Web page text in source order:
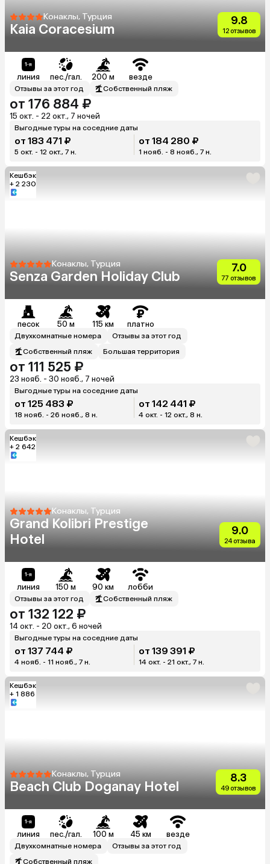
Конаклы, Турция
Kaia Coracesium
9.8
12 отзывов
линия пес./гал. 200 м везде
Отзывы за этот год Собственный пляж
от 176 884 ₽
15 окт. - 22 окт., 7 ночей
Выгодные туры на соседние даты
от 183 471 ₽
5 окт. - 12 окт., 7 н.
от 184 280 ₽
1 нояб. - 8 нояб., 7 н.
Кешбэк
+ 2 230
Конаклы, Турция
Senza Garden Holiday Club
7.0
77 отзывов
песок 50 м 115 км платно
Двухкомнатные номера
Отзывы за этот год
Собственный пляж
Большая территория
от 111 525 ₽
23 нояб. - 30 нояб., 7 ночей
Выгодные туры на соседние даты
от 125 483 ₽
18 нояб. - 26 нояб., 8 н.
от 142 441 ₽
4 окт. - 12 окт., 8 н.
Кешбэк
+ 2 642
Конаклы, Турция
Grand Kolibri Prestige
Hotel
9.0
24 отзыва
линия 150 м 90 км лобби
Отзывы за этот год Собственный пляж
от 132 122 ₽
14 окт. - 20 окт., 6 ночей
Выгодные туры на соседние даты
от 137 744 ₽
4 нояб. - 11 нояб., 7 н.
от 139 391 ₽
14 окт. - 21 окт., 7 н.
Кешбэк
+ 1 886
Конаклы, Турция
Beach Club Doganay Hotel
8.3
49 отзывов
линия пес./гал. 100 м 45 км везде
Двухкомнатные номера
Отзывы за этот год
Собственный пляж